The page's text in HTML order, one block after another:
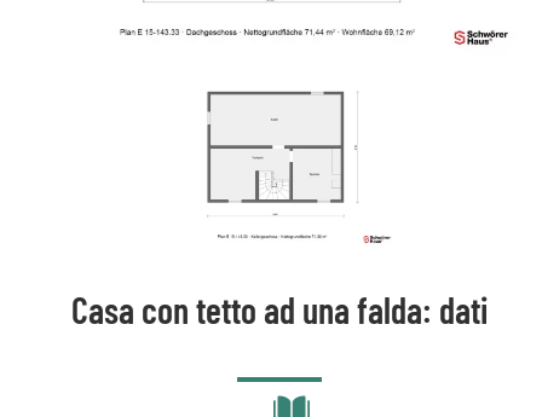
Casa con tetto ad una falda: dati